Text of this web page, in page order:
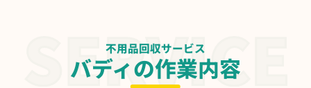
不用品回収サービス
バディの作業内容